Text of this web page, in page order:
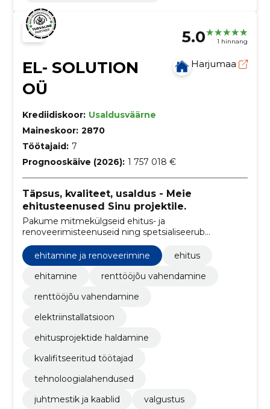
5.0 1 hinnang
EL- SOLUTION
OÜ
Harjumaa
Krediidiskoor: Usaldusväärne
Maineskoor: 2870
Töötajaid: 7
Prognooskäive (2026): 1 757 018 €
Täpsus, kvaliteet, usaldus - Meie
ehitusteenused Sinu projektile.
Pakume mitmekülgseid ehitus- ja
renoveerimisteenuseid ning spetsialiseerub
klientidele tõhusa ja professionaalse meeskonna.
ehitamine ja renoveerimine
ehitus
ehitamine
renttööjõu vahendamine
renttööjõu vahendamine
elektriinstallatsioon
ehitusprojektide haldamine
kvalifitseeritud töötajad
tehnoloogialahendused
juhtmestik ja kaablid
valgustus